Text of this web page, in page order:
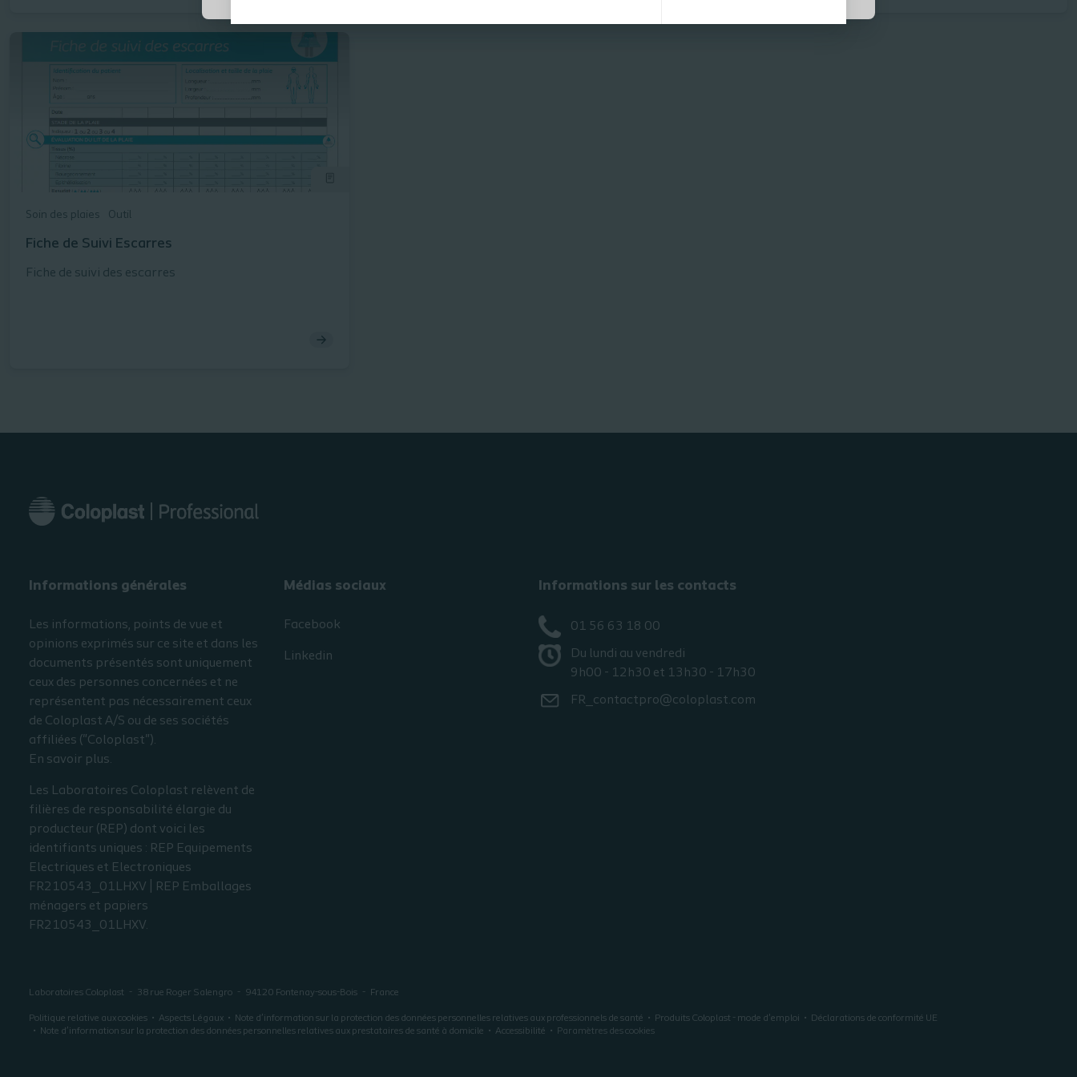
Soin des plaies Outil
Fiche de Suivi Escarres
Fiche de suivi des escarres
Informations générales​
Les informations, points de vue et
opinions exprimés sur ce site et dans les
documents présentés sont uniquement
ceux des personnes concernées et ne
représentent pas nécessairement ceux
de Coloplast A/S ou de ses sociétés
affiliées ("Coloplast").
En savoir plus.
Les Laboratoires Coloplast relèvent de
filières de responsabilité élargie du
producteur (REP) dont voici les
identifiants uniques : REP Equipements
Electriques et Electroniques
FR210543_01LHXV | REP Emballages
ménagers et papiers
FR210543_01LHXV.
Médias sociaux
Facebook
Linkedin
Informations sur les contacts
01 56 63 18 00
Du lundi au vendredi
9h00 - 12h30 et 13h30 - 17h30
FR_contactpro@coloplast.com
Laboratoires Coloplast 38 rue Roger Salengro 94120 Fontenay-sous-Bois France
Politique relative aux cookies Aspects Légaux Note d’information sur la protection des données personnelles relatives aux professionnels de santé Produits Coloplast - mode d'emploi
Déclarations de conformité UE
Note d’information sur la protection des données personnelles relatives aux prestataires de santé à domicile
Accessibilité Paramètres des cookies